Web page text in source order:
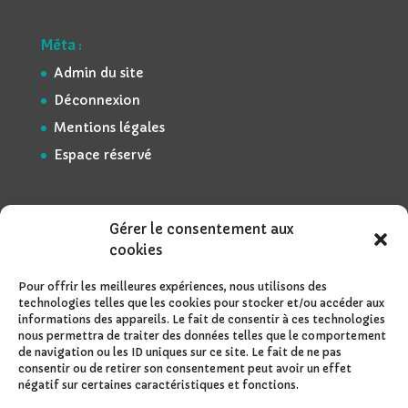
Gérer le consentement aux
cookies
Pour offrir les meilleures expériences, nous utilisons des
technologies telles que les cookies pour stocker et/ou accéder aux
informations des appareils. Le fait de consentir à ces technologies
nous permettra de traiter des données telles que le comportement
de navigation ou les ID uniques sur ce site. Le fait de ne pas
consentir ou de retirer son consentement peut avoir un effet
négatif sur certaines caractéristiques et fonctions.
Méta :
Admin du site
Déconnexion
Mentions légales
Espace réservé